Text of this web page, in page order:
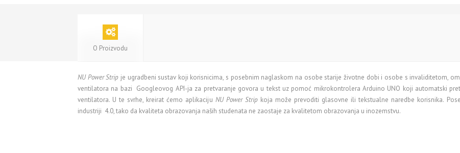
O Proizvodu
NU Power Strip je ugradbeni sustav koji korisnicima, s posebnim naglaskom na osobe starije životne dobi i osobe s invaliditetom,
ventilatora na bazi Googleovog API-ja za pretvaranje govora u tekst uz pomoć mikrokontrolera Arduino UNO koji automatski
ventilatora. U te svrhe, kreirat ćemo aplikaciju NU Power Stripkoja može prevoditi glasovne ili tekstualne naredbe korisnika.
industriji 4.0, tako da kvaliteta obrazovanja naših studenata ne zaostaje za kvalitetom obrazovanja u inozemstvu.